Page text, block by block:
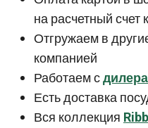
на расчетный счет
Отгружаем в
компанией
Работаем с
Есть доставка
Вся коллекция